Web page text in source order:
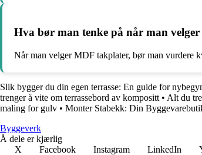
Hva bør man tenke på når man
Når man velger MDF takplater, bør man vurdere
Slik bygger du din egen terrasse: En guide for
trenger å vite om terrassebord av kompositt • Alt du
maling for gulv • Monter Stabekk: Din
Byggeverk
Å dele er kjærlig
X
Facebook Instagram LinkedIn